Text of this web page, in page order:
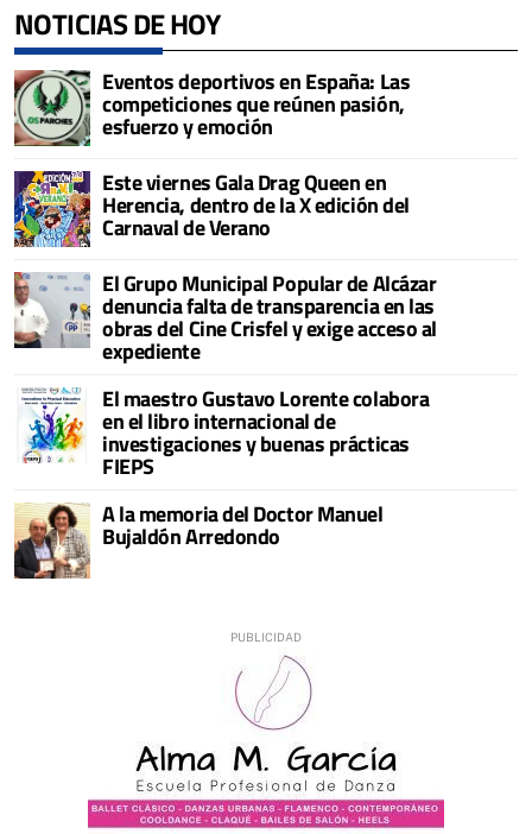
NOTICIAS DE HOY
Eventos deportivos en España: Las
competiciones que reúnen pasión,
esfuerzo y emoción
Este viernes Gala Drag Queen en
Herencia, dentro de la X edición del
Carnaval de Verano
El Grupo Municipal Popular de Alcázar
denuncia falta de transparencia en las
obras del Cine Crisfel y exige acceso al
expediente
El maestro Gustavo Lorente colabora
en el libro internacional de
investigaciones y buenas prácticas
FIEPS
A la memoria del Doctor Manuel
Bujaldón Arredondo